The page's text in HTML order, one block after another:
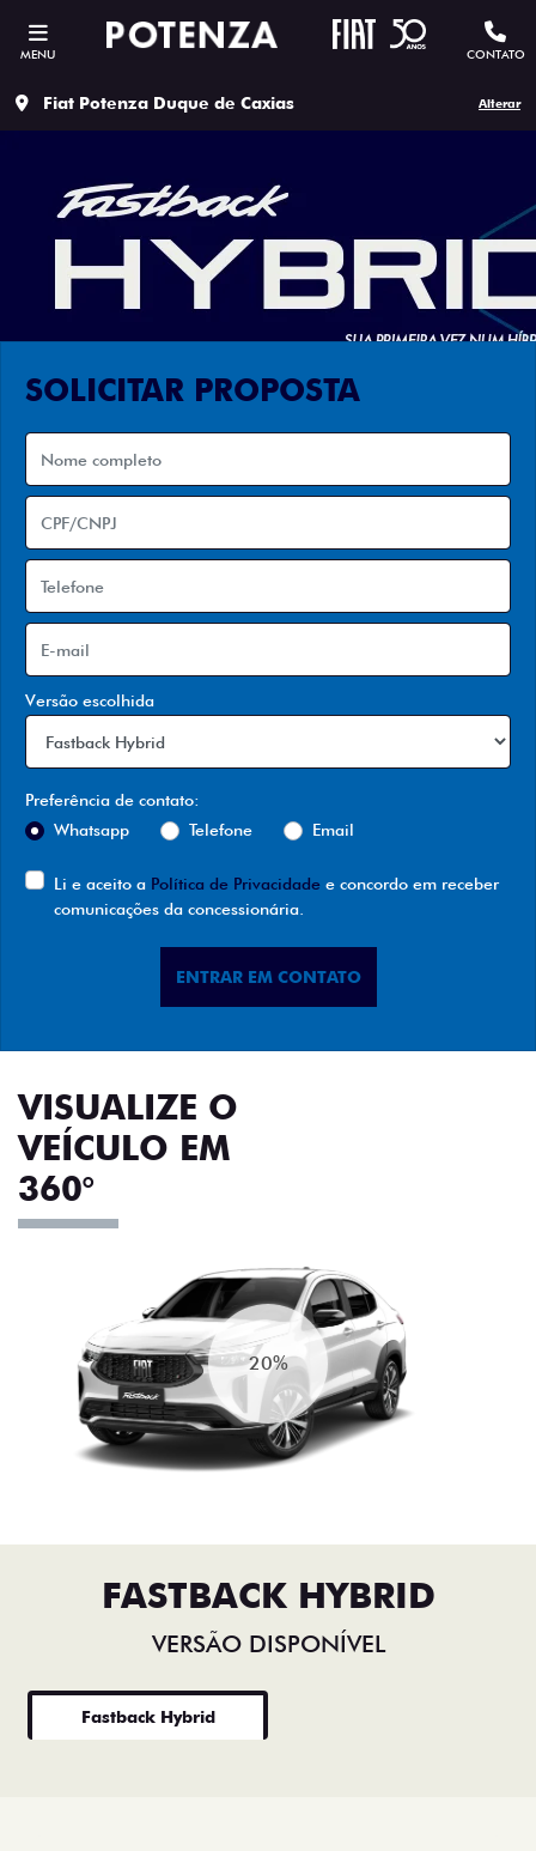
MENU CONTATO
Fiat Potenza Duque de Caxias Alterar
SOLICITAR PROPOSTA
Versão escolhida
Preferência de contato:
Whatsapp
Telefone Email
Li e aceito a Política de Privacidade e concordo em receber
comunicações da concessionária.
ENTRAR EM CONTATO
VISUALIZE O
VEÍCULO EM
360°
20%
FASTBACK HYBRID
VERSÃO DISPONÍVEL
Fastback Hybrid